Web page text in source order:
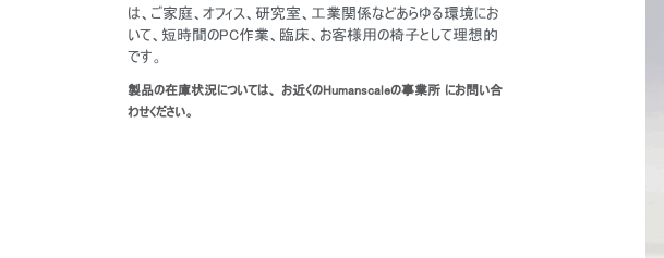
は、ご家庭、オフィス、研究室、工業関係などあらゆる環境にお
いて、短時間のPC作業、臨床、お客様用の椅子として理想的
です。
製品の在庫状況については、 お近くのHumanscaleの事業所 にお問い合
わせください。